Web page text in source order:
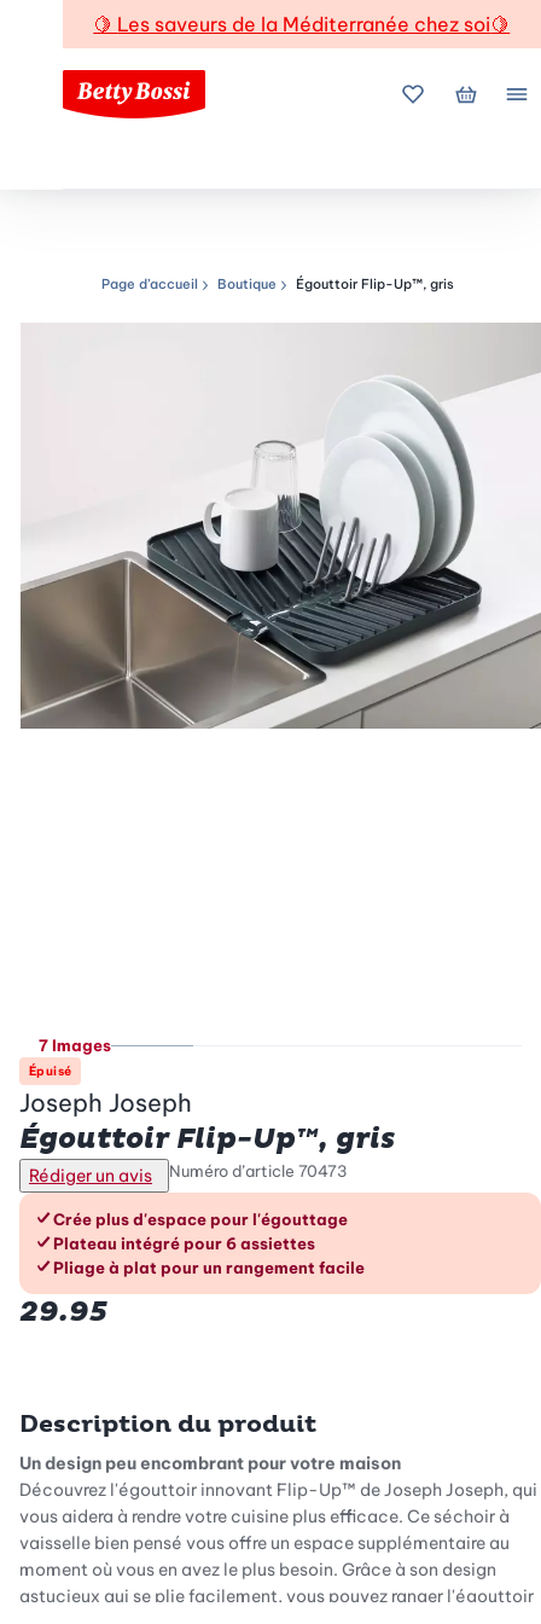
🍋 Les saveurs de la Méditerranée chez soi🍋
Mes favoris
Mon
Chemin de navigation
Page d’accueil Boutique Égouttoir Flip-Up™, gris
7 Images
Épuisé
Joseph Joseph
Égouttoir Flip-Up™, gris
Rédiger un avis Numéro d’article 70473
Les avantages en un coup d’œil
Crée plus d'espace pour l'égouttage
Plateau intégré pour 6 assiettes
Pliage à plat pour un rangement facile
29.95
Description du produit
Un design peu encombrant pour votre maison
Découvrez l'égouttoir innovant Flip-Up™ de Joseph Joseph, qui
vous aidera à rendre votre cuisine plus efficace. Ce séchoir à
vaisselle bien pensé vous offre un espace supplémentaire au
moment où vous en avez le plus besoin. Grâce à son design
astucieux qui se plie facilement, vous pouvez ranger l'égouttoir